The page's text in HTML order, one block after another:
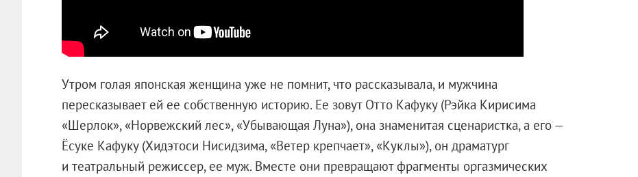
Утром голая японская женщина уже не помнит, что рассказывала, и мужчина
пересказывает ей ее собственную историю. Ее зовут Отто Кафуку (Рэйка Кирисима
«Шерлок», «Норвежский лес», «Убывающая Луна»), она знаменитая сценаристка, а его —
Ёсуке Кафуку (Хидэтоси Нисидзима, «Ветер крепчает», «Куклы»), он драматург
и театральный режиссер, ее муж. Вместе они превращают фрагменты оргазмических